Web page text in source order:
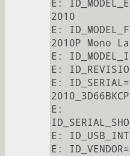
E:
2010
E:
2010P Mono
E:
E:
E:
E:
E:
E: